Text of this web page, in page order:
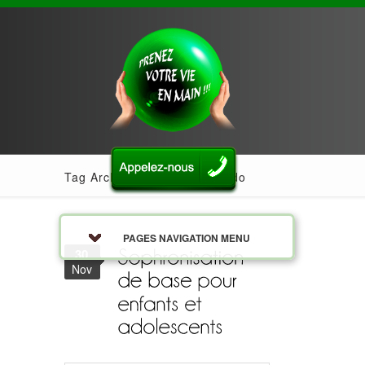
PAGES NAVIGATION MENU
Tag Archives: Natalia Caycedo
30
Nov